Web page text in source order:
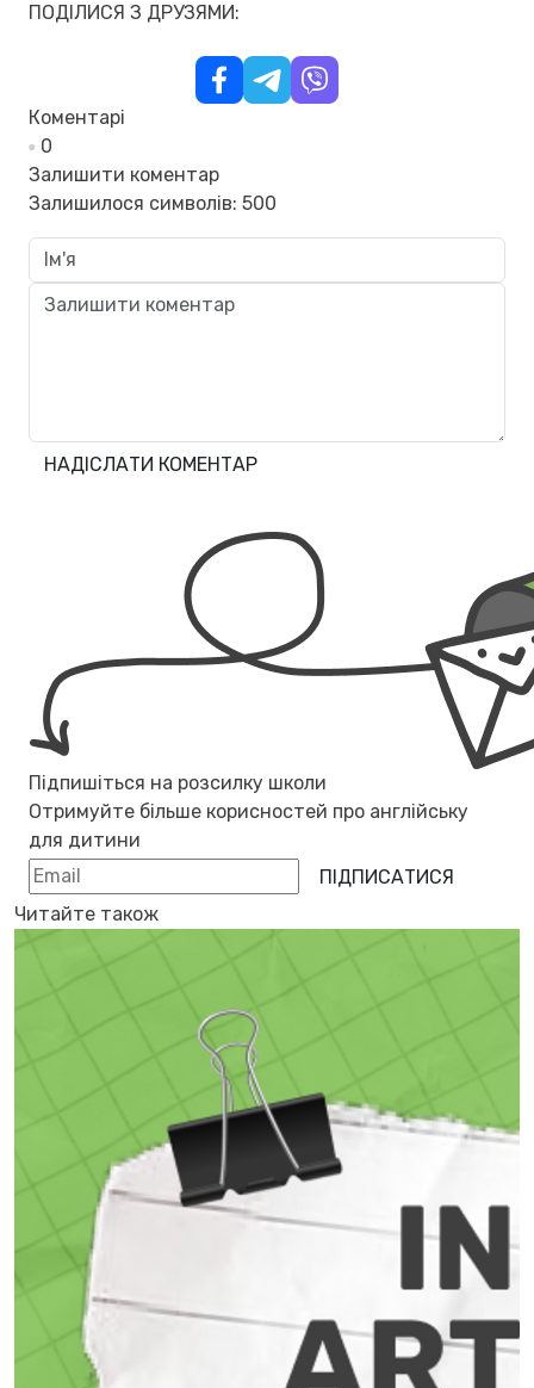
ПОДІЛИСЯ З ДРУЗЯМИ:
Коментарі
0
Залишити коментар
Залишилося символів: 500
НАДІСЛАТИ КОМЕНТАР
Підпишіться на розсилку школи
Отримуйте більше корисностей про англійську
для дитини
ПІДПИСАТИСЯ
Читайте також